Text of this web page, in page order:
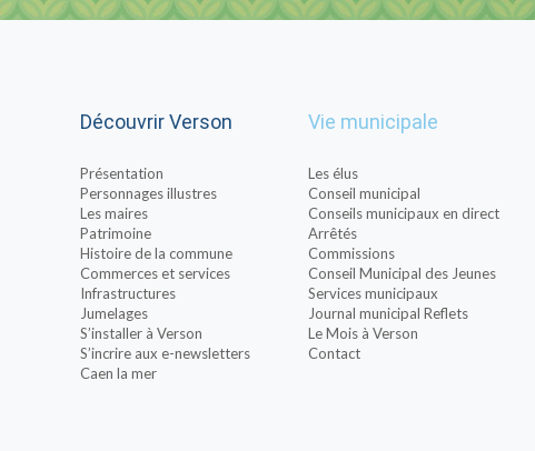
Découvrir Verson
Présentation
Personnages illustres
Les maires
Patrimoine
Histoire de la commune
Commerces et services
Infrastructures
Jumelages
S’installer à Verson
S’incrire aux e-newsletters
Caen la mer
Vie municipale
Les élus
Conseil municipal
Conseils municipaux en direct
Arrêtés
Commissions
Conseil Municipal des Jeunes
Services municipaux
Journal municipal Reflets
Le Mois à Verson
Contact